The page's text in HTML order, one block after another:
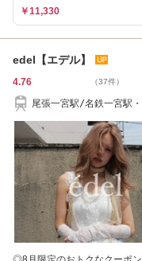
￥11,330
edel【エデル】
4.76 （37件）
尾張一宮駅/名鉄一宮駅